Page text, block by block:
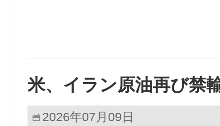
米、イラン原油再び禁
2026年07月09日